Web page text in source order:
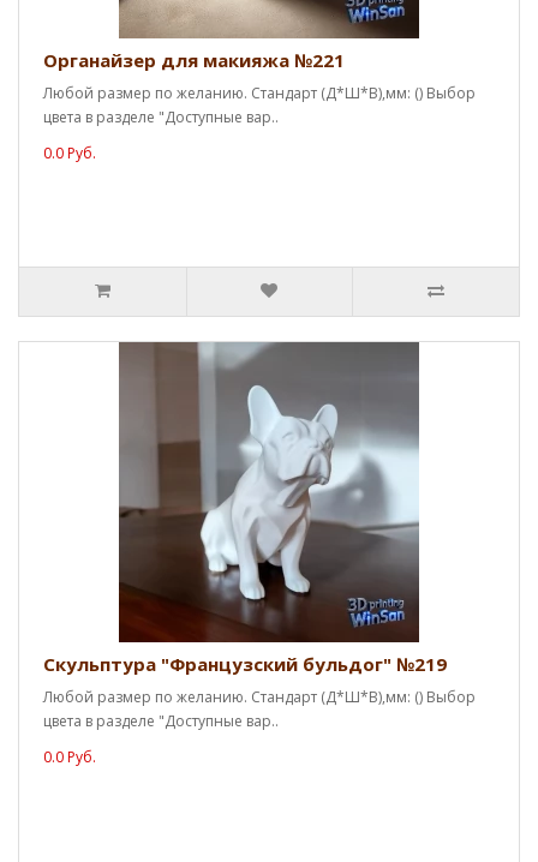
Органайзер для макияжа №221
Любой размер по желанию. Стандарт (Д*Ш*В),мм: () Выбор
цвета в разделе "Доступные вар..
0.0 Руб.
Скульптура "Французский бульдог" №219
Любой размер по желанию. Стандарт (Д*Ш*В),мм: () Выбор
цвета в разделе "Доступные вар..
0.0 Руб.